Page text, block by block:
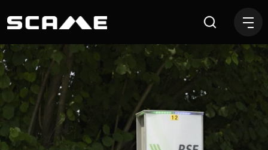
RSE - Ricerca Sistema